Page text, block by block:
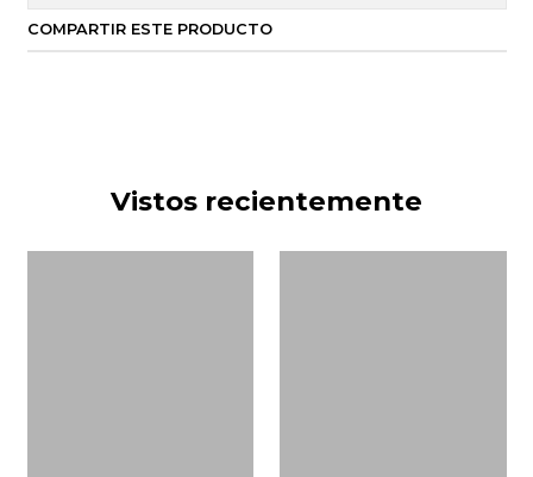
COMPARTIR ESTE PRODUCTO
Vistos recientemente